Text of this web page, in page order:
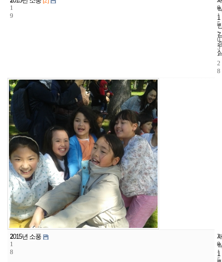
1
9
1
6
0
1
5
-
0
5
-
2
8
2
1
8
2015년 소풍
1
3
0
2
0
1
5